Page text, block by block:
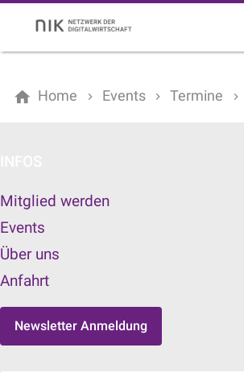
Home Events Termine
Mitglied werden
Events
Über uns
Anfahrt
Newsletter Anmeldung